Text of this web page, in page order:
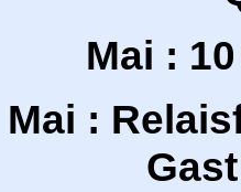
Mai :
Mai :